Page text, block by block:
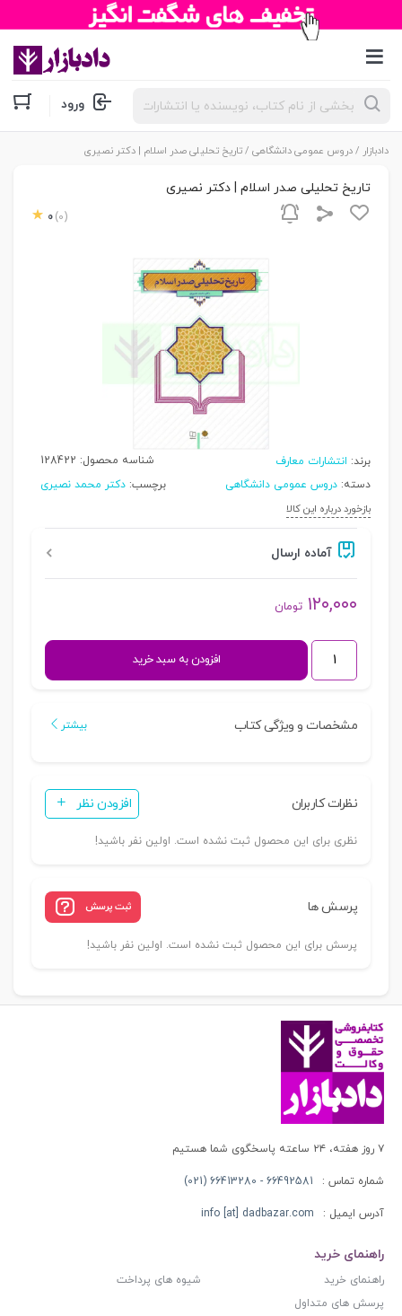
جستجوی
محصولات ورود
دادبازار /دروس عمومی دانشگاهی / تاریخ تحلیلی صدر اسلام | دکتر نصیری
تاریخ تحلیلی صدر اسلام | دکتر نصیری
0 (0)
برند: انتشارات معارف شناسه محصول: 128422
دسته: دروس عمومی دانشگاهی برچسب: دکتر محمد نصیری
بازخورد درباره این کالا
آماده ارسال
۱۲۰,۰۰۰ تومان
تاریخ
تحلیلی
اسلام
عدد
افزودن به سبد خرید
مشخصات و ویژگی کتاب بیشتر
نظرات کاربران افزودن نظر
نظری برای این محصول ثبت نشده است. اولین نفر باشید!
پرسش ها ثبت پرسش
پرسش برای این محصول ثبت نشده است. اولین نفر باشید!
۷ روز هفته، ۲۴ ساعته پاسخگوی شما هستیم
شماره تماس : 66492581 - 66413280 (021)
آدرس ایمیل : info [at] dadbazar.com
راهنمای خرید
راهنمای خرید
شیوه های پرداخت
پرسش های متداول